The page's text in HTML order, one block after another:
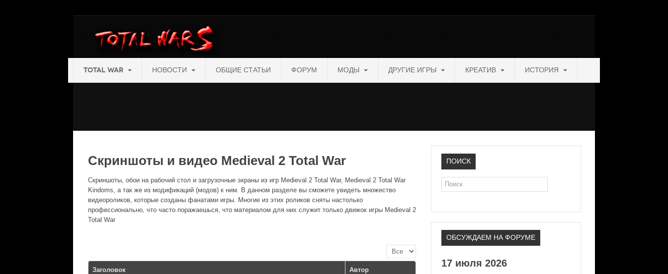
TOTAL WAR НОВОСТИ ОБЩИЕ СТАТЬИ ФОРУМ МОДЫ ДРУГИЕ ИГРЫ КРЕАТИВ ИСТОРИЯ
Скриншоты и видео Medieval 2 Total War
Скриншоты, обои на рабочий стол и загрузочные экраны из игр Medieval 2 Total War, Medieval 2 Total War
Kindoms, а так же из модификаций (модов) к ним. В данном разделе вы сможете увидеть множество
видеороликов, которые созданы фанатами игры. Многие из этих роликов сняты настолько
профессионально, что часто поражаешься, что материалом для них служит только движок игры Medieval 2
Total War
Кол-во строк:
Заголовок Автор
ПОИСК
Поиск
ОБСУЖДАЕМ НА ФОРУМЕ
17 июля 2026